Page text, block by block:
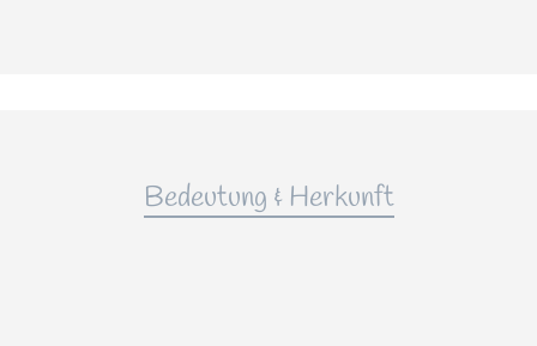
Bedeutung & Herkunft